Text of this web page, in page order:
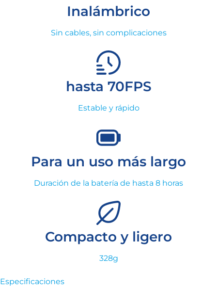
Inalámbrico
Sin cables, sin complicaciones
hasta 70FPS
Estable y rápido
Para un uso más largo
Duración de la batería de hasta 8 horas
Compacto y ligero
328g
Especificaciones